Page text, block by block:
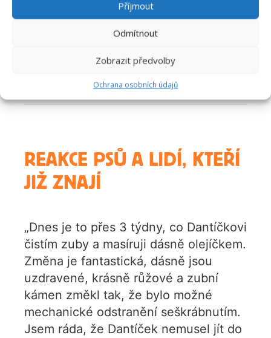
Příjmout
Odmítnout
Zobrazit předvolby
Ochrana osobních údajů
zubů. První jsou mléčné zuby, která se
výměna (neboli přezubování) probíhá
přibližně od 3. měsíce a je ukončena kolem
REAKCE PSŮ A LIDÍ, KTEŘÍ
JIŽ ZNAJÍ
„Dnes je to přes 3 týdny, co Dantíčkovi
čistím zuby a masíruji dásně olejíčkem.
Změna je fantastická, dásně jsou
uzdravené, krásně růžové a zubní
kámen změkl tak, že bylo možné
mechanické odstranění seškrábnutím.
Jsem ráda, že Dantíček nemusel jít do